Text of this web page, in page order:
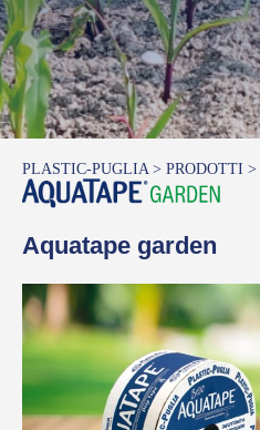
PLASTIC-PUGLIA> PRODOTTI >
Aquatape garden